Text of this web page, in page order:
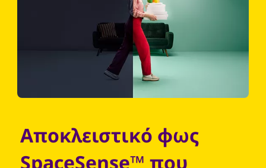
Αποκλειστικό φως
SpaceSense™ που